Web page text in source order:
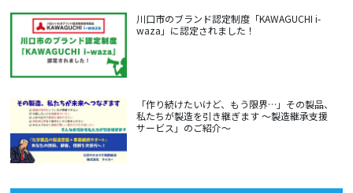
川口市のブランド認定制度「KAWAGUCHI i-
waza」に認定されました！
「作り続けたいけど、もう限界…」その製品、
私たちが製造を引き継ぎます ～製造継承支援
サービス」のご紹介～